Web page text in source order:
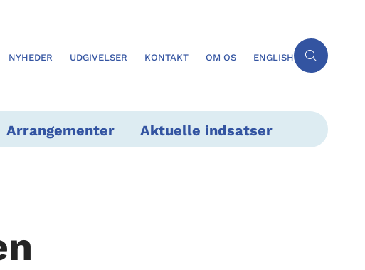
NYHEDER UDGIVELSER KONTAKT OM OS ENGLISH
Arrangementer Aktuelle indsatser